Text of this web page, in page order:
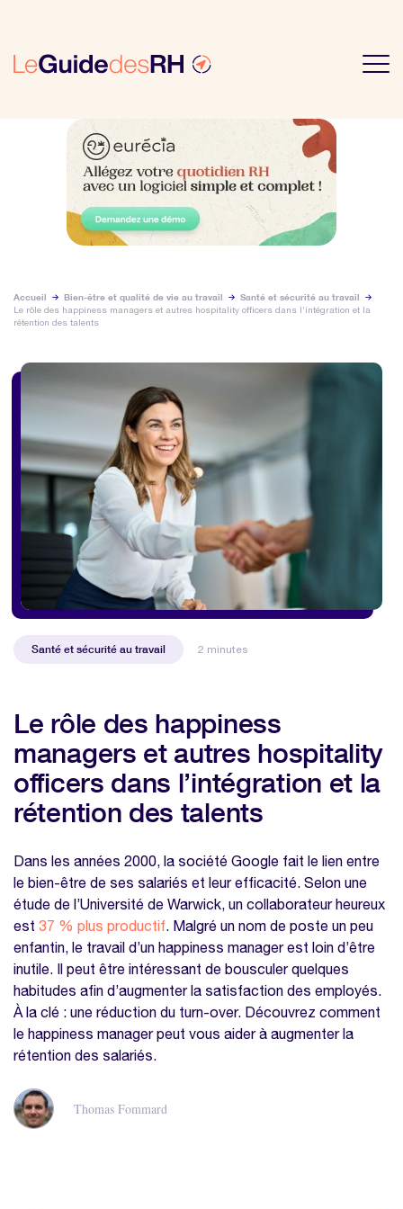
Accueil Bien-être et qualité de vie au travail
Santé et sécurité au travail
Le rôle des happiness managers et autres hospitality officers dans l’intégration et la
rétention des talents
Santé et sécurité au travail 2 minutes
Le rôle des happiness
managers et autres hospitality
officers dans l’intégration et la
rétention des talents
Dans les années 2000, la société Google fait le lien entre
le bien-être de ses salariés et leur efficacité. Selon une
étude de l’Université de Warwick, un collaborateur heureux
est 37 % plus productif. Malgré un nom de poste un peu
enfantin, le travail d’un happiness manager est loin d’être
inutile. Il peut être intéressant de bousculer quelques
habitudes afin d’augmenter la satisfaction des employés.
À la clé : une réduction du turn-over. Découvrez comment
le happiness manager peut vous aider à augmenter la
rétention des salariés.
Thomas Fommard